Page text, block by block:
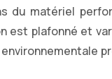
du matériel
est plafonné et